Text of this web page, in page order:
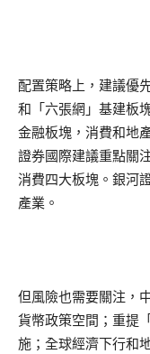
配置策略上，建議優
和「六張網」基建板
金融板塊，消費和地
證券國際建議重點關
消費四大板塊。銀河
產業。
但風險也需要關注，
貨幣政策空間；重提
施；全球經濟下行和